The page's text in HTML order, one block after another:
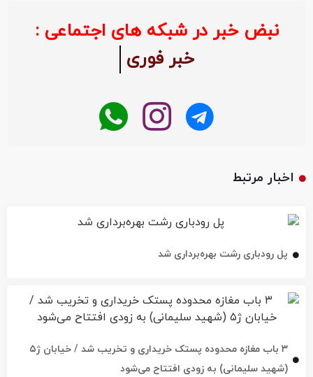
نبض خبر در شبکه های اجتماعی :
خبر فوری
اخبار مرتبط
پل رودباری رشت بهره‌برداری شد
۳ باب مغازه محدوده پستک خریداری و تخریب شد / خیابان ژ۵
(شهید سلیمانی) به زودی افتتاح می‌شود